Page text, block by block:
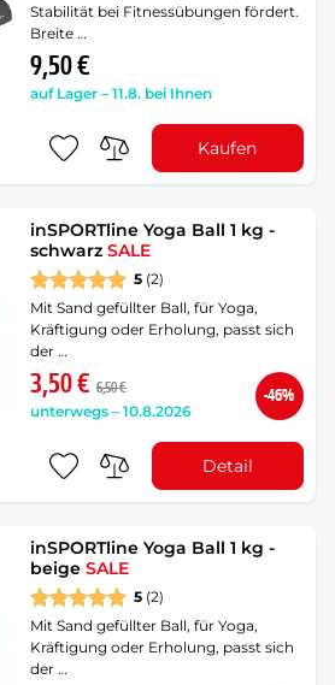
Stabilität bei Fitnessübungen fördert.
Breite …
9,50 €
auf Lager – 11.8. bei Ihnen
Kaufen
inSPORTline Yoga Ball 1 kg -
schwarzSALE
5 (2)
Mit Sand gefüllter Ball, für Yoga,
Kräftigung oder Erholung, passt sich
der …
3,50 € 6,50 €
unterwegs – 10.8.2026
-46%
Detail
inSPORTline Yoga Ball 1 kg -
beigeSALE
5 (2)
Mit Sand gefüllter Ball, für Yoga,
Kräftigung oder Erholung, passt sich
der …